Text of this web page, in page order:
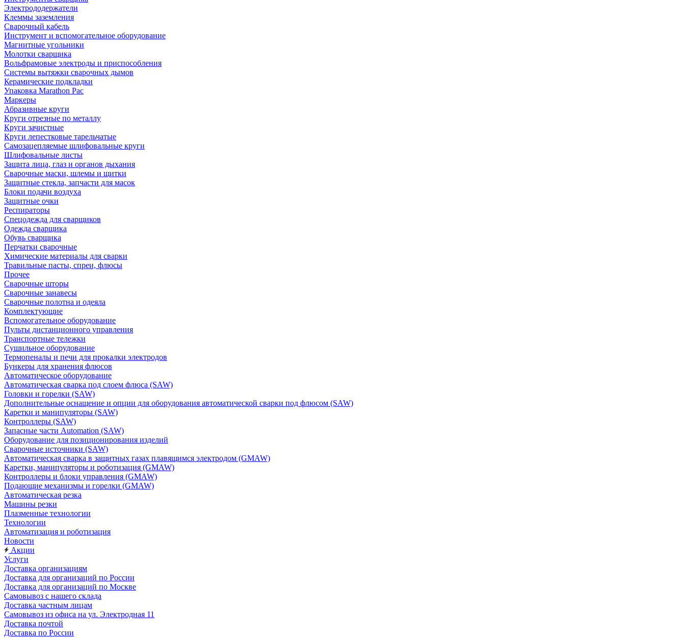
Электрододержатели
Клеммы заземления
Сварочный кабель
Инструмент и вспомогательное оборудование
Магнитные угольники
Молотки сварщика
Вольфрамовые электроды и приспособления
Системы вытяжки сварочных дымов
Керамические подкладки
Упаковка Marathon Pac
Маркеры
Абразивные круги
Круги отрезные по металлу
Круги зачистные
Круги лепестковые тарельчатые
Самозацепляемые шлифовальные круги
Шлифовальные листы
Защита лица, глаз и органов дыхания
Сварочные маски, шлемы и щитки
Защитные стекла, запчасти для масок
Блоки подачи воздуха
Защитные очки
Респираторы
Спецодежда для сварщиков
Одежда сварщика
Обувь сварщика
Перчатки сварочные
Химические материалы для сварки
Травильные пасты, спреи, флюсы
Прочее
Сварочные шторы
Сварочные занавесы
Сварочные полотна и одеяла
Комплектующие
Вспомогательное оборудование
Пульты дистанционного управления
Транспортные тележки
Сушильное оборудование
Термопеналы и печи для прокалки электродов
Бункеры для хранения флюсов
Автоматическое оборудование
Автоматическая сварка под слоем флюса (SAW)
Головки и горелки (SAW)
Дополнительные оснащение и опции для оборудования автоматической сварки под флюсом (SAW)
Каретки и манипуляторы (SAW)
Контроллеры (SAW)
Запасные части Automation (SAW)
Оборудование для позиционирования изделий
Сварочные источники (SAW)
Автоматическая сварка в защитных газах плавящимся электродом (GMAW)
Каретки, манипуляторы и роботизация (GMAW)
Контроллеры и блоки управления (GMAW)
Подающие механизмы и горелки (GMAW)
Автоматическая резка
Машины резки
Плазменные технологии
Технологии
Автоматизация и роботизация
Новости
Акции
Услуги
Доставка организациям
Доставка для организаций по России
Доставка для организаций по Москве
Самовывоз с нашего склада
Доставка частным лицам
Самовывоз из офиса на ул. Электродная 11
Доставка почтой
Доставка по России